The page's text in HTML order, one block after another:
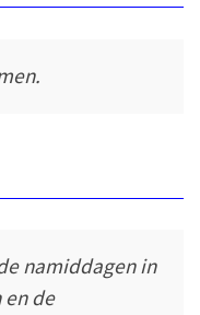
namiddagen in
de